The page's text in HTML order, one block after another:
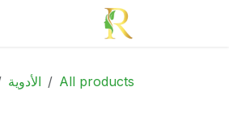
تخطي للذهاب إلى المحتوى
All products الأدوية